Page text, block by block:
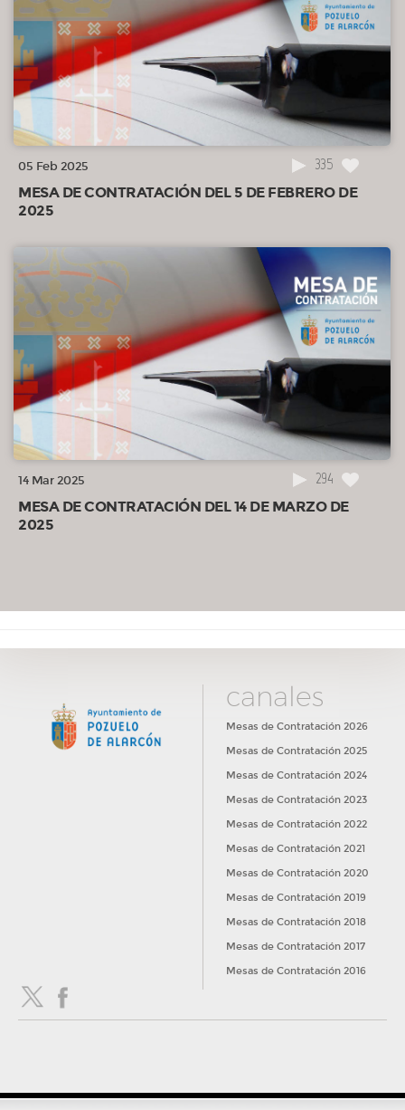
05 Feb 2025 335
MESA DE CONTRATACIÓN DEL 5 DE FEBRERO DE
2025
14 Mar 2025 294
MESA DE CONTRATACIÓN DEL 14 DE MARZO DE
2025
canales
Mesas de Contratación 2026
Mesas de Contratación 2025
Mesas de Contratación 2024
Mesas de Contratación 2023
Mesas de Contratación 2022
Mesas de Contratación 2021
Mesas de Contratación 2020
Mesas de Contratación 2019
Mesas de Contratación 2018
Mesas de Contratación 2017
Mesas de Contratación 2016